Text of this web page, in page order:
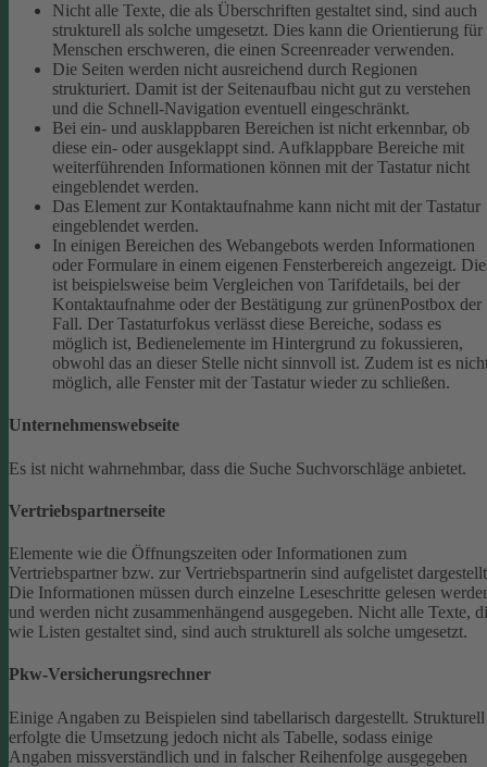
Nicht alle Texte, die als Überschriften gestaltet sind, sind auch
strukturell als solche umgesetzt. Dies kann die Orientierung für
Menschen erschweren, die einen Screenreader verwenden.
Die Seiten werden nicht ausreichend durch Regionen
strukturiert. Damit ist der Seitenaufbau nicht gut zu verstehen
und die Schnell-Navigation eventuell eingeschränkt.
Bei ein- und ausklappbaren Bereichen ist nicht erkennbar, ob
diese ein- oder ausgeklappt sind. Aufklappbare Bereiche mit
weiterführenden Informationen können mit der Tastatur nicht
eingeblendet werden.
Das Element zur Kontaktaufnahme kann nicht mit der Tastatur
eingeblendet werden.
In einigen Bereichen des Webangebots werden Informationen
oder Formulare in einem eigenen Fensterbereich angezeigt.
ist beispielsweise beim Vergleichen von Tarifdetails, bei der
Kontaktaufnahme oder der Bestätigung zur grünenPostbox der
Fall. Der Tastaturfokus verlässt diese Bereiche, sodass es
möglich ist, Bedienelemente im Hintergrund zu fokussieren,
obwohl das an dieser Stelle nicht sinnvoll ist. Zudem ist es
möglich, alle Fenster mit der Tastatur wieder zu schließen.
Unternehmenswebseite
Es ist nicht wahrnehmbar, dass die Suche Suchvorschläge anbietet.
Vertriebspartnerseite
Elemente wie die Öffnungszeiten oder Informationen zum
Vertriebspartner bzw. zur Vertriebspartnerin sind aufgelistet
Die Informationen müssen durch einzelne Leseschritte gelesen
und werden nicht zusammenhängend ausgegeben. Nicht alle Texte,
wie Listen gestaltet sind, sind auch strukturell als solche umgesetzt.
Pkw-Versicherungsrechner
Einige Angaben zu Beispielen sind tabellarisch dargestellt. Strukturell
erfolgte die Umsetzung jedoch nicht als Tabelle, sodass einige
Angaben missverständlich und in falscher Reihenfolge ausgegeben